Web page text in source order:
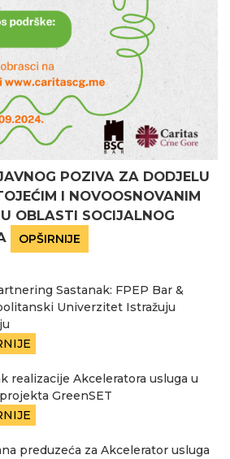
POZIVA ZA DODJELU
I NOVOOSNOVANIM
OBLASTI SOCIJALNOG
OPŠIRNIJE
Sastanak: FPEP Bar &
Univerzitet Istražuju
realizacije Akceleratora usluga u
GreenSET
preduzeća za Akcelerator usluga